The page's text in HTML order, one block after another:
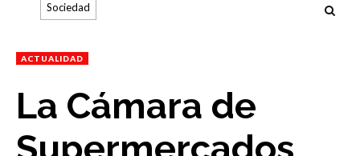
Sociedad
ACTUALIDAD
La Cámara de